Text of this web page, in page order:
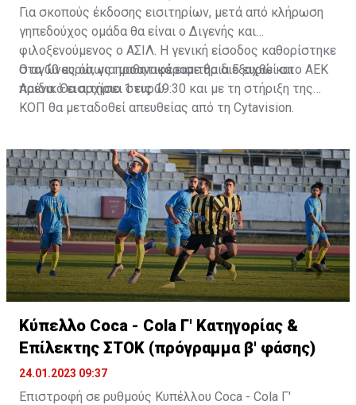
Για σκοπούς έκδοσης εισιτηρίων, μετά από κλήρωση
γηπεδούχος ομάδα θα είναι ο Διγενής και
φιλοξενούμενος ο ΑΣΙΛ. Η γενική είσοδος καθορίστηκε
στα 10 ευρώ, για μαθητικά εισιτήρια 5 ευρώ και
παιδικό εισιτήριο 1 ευρώ.
Ο αγώνας όπως προαναφέραμε θα διεξαχθεί στο ΑΕΚ
Αρένα. Θα αρχίσει στις 19:30 και με τη στήριξη της
ΚΟΠ θα μεταδοθεί απευθείας από τη Cytavision.
Κύπελλο Coca - Cola Γ' Κατηγορίας &
Επίλεκτης ΣΤΟΚ (πρόγραμμα β' φάσης)
24.01.2023 09:37
Επιστροφή σε ρυθμούς Κυπέλλου Coca - Cola Γ'